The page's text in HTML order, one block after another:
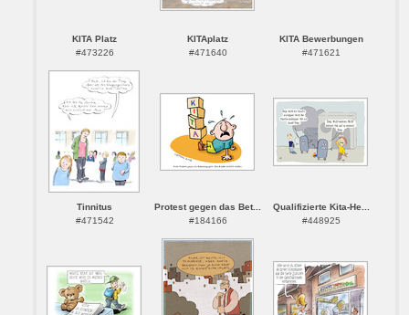
KITA Platz
#473226
KITAplatz
#471640
KITA Bewerbungen
#471621
Tinnitus
#471542
Protest gegen das Bet...
#184166
Qualifizierte Kita-He...
#448925